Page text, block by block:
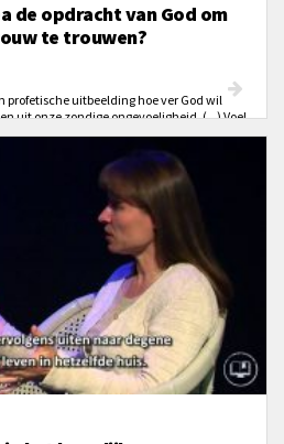
de opdracht van God om
te trouwen?
uitbeelding hoe ver God wil
uit onze zondige ongevoeligheid. (...) Voel
wordt? Welnu, zo beledigend is onze
ons voor Zichzelf heeft geschapen.